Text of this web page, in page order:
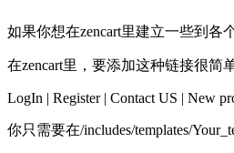
如果你想在zencart里建立一些到各
在zencart里，要添加这种链接很简
LogIn | Register | Contact US | New
你只需要在/includes/templates/